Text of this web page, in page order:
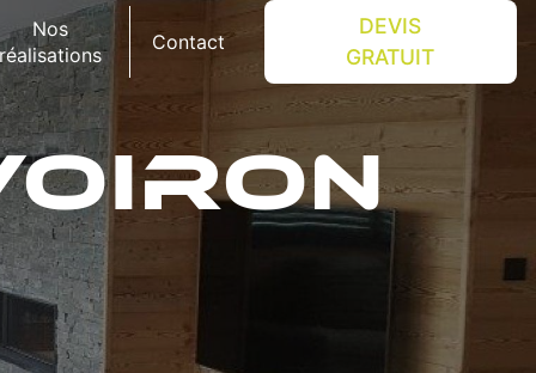
Nos
Contact
DEVIS
GRATUIT